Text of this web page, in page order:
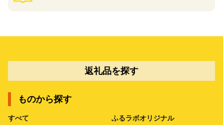
返礼品を探す
ものから探す
すべて ふるラボオリジナル